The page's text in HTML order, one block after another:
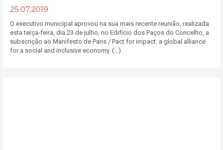
25.07.2019
O executivo municipal aprovou na sua mais recente reunião, realizada
esta terça-feira, dia 23 de julho, no Edifício dos Paços do Concelho, a
subscrição ao Manifesto de Paris / Pact for impact: a global alliance
for a social and inclusive economy. (...)